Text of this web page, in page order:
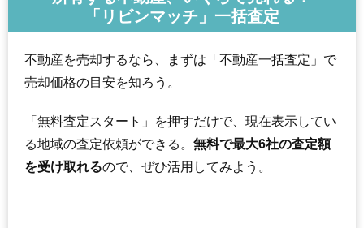
「リビンマッチ」一括査定
不動産を売却するなら、まずは「不動産一括査定」で
売却価格の目安を知ろう。
「無料査定スタート」を押すだけで、現在表示してい
る地域の査定依頼ができる。 無料で最大6社の査定額
を受け取れるので、ぜひ活用してみよう。